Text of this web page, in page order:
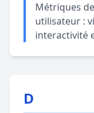
Métriques
utilisateur :
interactivité
D